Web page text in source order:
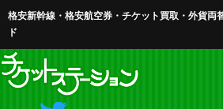
格安新幹線・格安航空券・チケット買取・外貨両
ド